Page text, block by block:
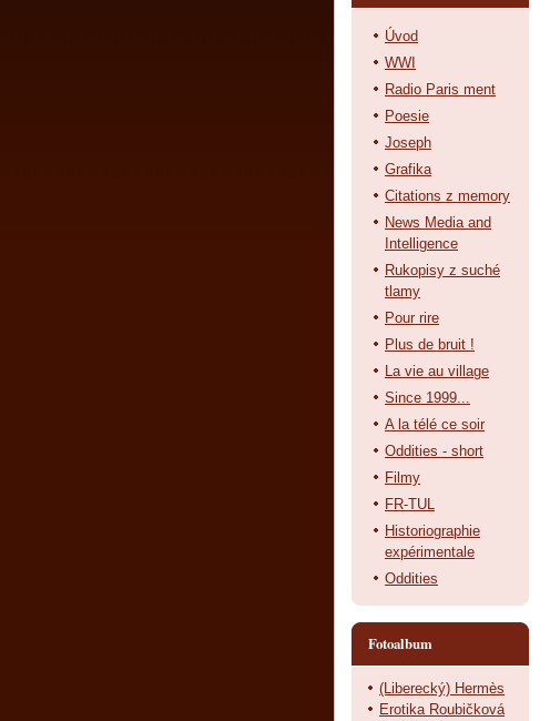
Úvod
WWI
Radio Paris ment
Poesie
Joseph
Grafika
Citations z memory
News Media and
Intelligence
Rukopisy z suché
tlamy
Pour rire
Plus de bruit !
La vie au village
Since 1999...
A la télé ce soir
Oddities - short
Filmy
FR-TUL
Historiographie
expérimentale
Oddities
Fotoalbum
(Liberecký) Hermès
Erotika Roubičková